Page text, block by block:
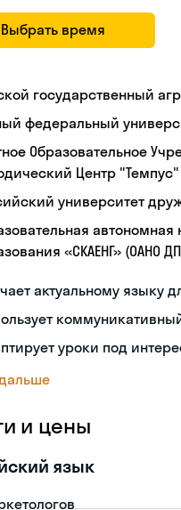
Выбрать время
государственный
федеральный
Образовательное
Центр "Темпус"
университет
«СКАЕНГ» (ОАНО
актуальному языку
уроки под
и цены
язык